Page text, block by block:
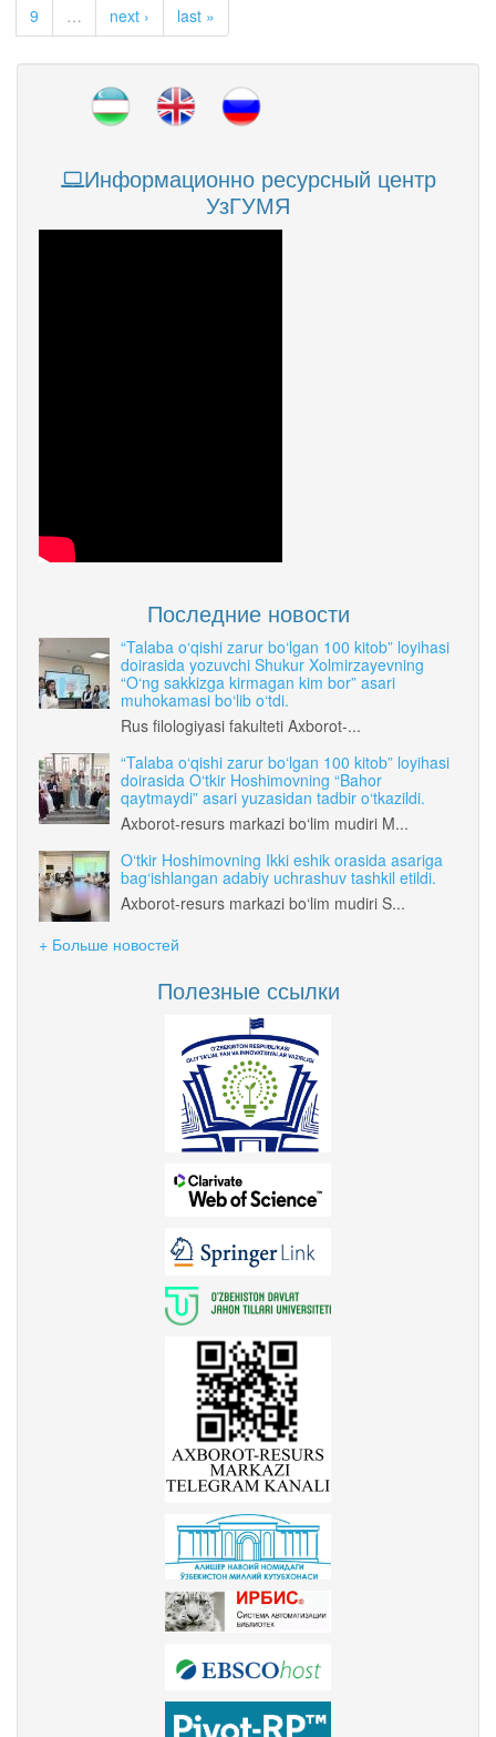
9
… next › last »
Информационно ресурсный центр
УзГУМЯ
Последние новости
“Talaba o‘qishi zarur bo‘lgan 100 kitob” loyihasi
doirasida yozuvchi Shukur Xolmirzayevning
“O‘ng sakkizga kirmagan kim bor” asari
muhokamasi bo‘lib o‘tdi.
Rus filologiyasi fakulteti Axborot-...
“Talaba o‘qishi zarur bo‘lgan 100 kitob” loyihasi
doirasida O‘tkir Hoshimovning “Bahor
qaytmaydi” asari yuzasidan tadbir o‘tkazildi.
Axborot-resurs markazi bo‘lim mudiri M...
O‘tkir Hoshimovning Ikki eshik orasida asariga
bag‘ishlangan adabiy uchrashuv tashkil etildi.
Axborot-resurs markazi bo‘lim mudiri S...
+ Больше новостей
Полезные ссылки